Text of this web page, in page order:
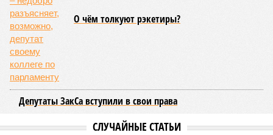
О чём толкуют рэкетиры?
Депутаты ЗакСа вступили в свои права
СЛУЧАЙНЫЕ СТАТЬИ